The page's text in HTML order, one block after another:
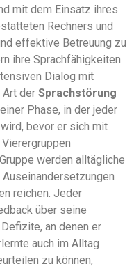
mit dem Einsatz ihres
Rechners und
effektive Betreuung zu
ihre Sprachfähigkeiten
Dialog mit
Art der Sprachstörung
Phase, in der jeder
bevor er sich mit
werden alltägliche
reichen. Jeder
über seine
an denen er
auch im Alltag
zu können,